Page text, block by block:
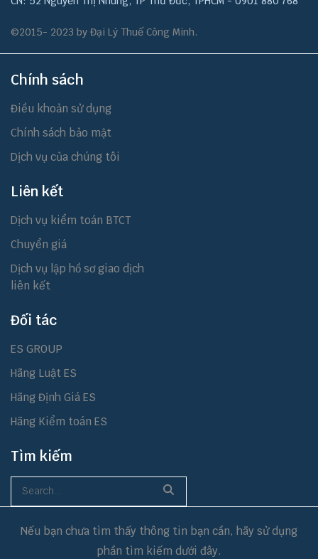
©2015- 2023 by Đại Lý Thuế Công Minh.
Chính sách
Điều khoản sử dụng
Chính sách bảo mật
Dịch vụ của chúng tôi
Liên kết
Dịch vụ kiểm toán BTCT
Chuyển giá
Dịch vụ lập hồ sơ giao dịch
liên kết
Đối tác
ES GROUP
Hãng Luật ES
Hãng Định Giá ES
Hãng Kiểm toán ES
Tìm kiếm
Nếu bạn chưa tìm thấy thông tin bạn cần, hãy sử dụng
phần tìm kiếm dưới đây.